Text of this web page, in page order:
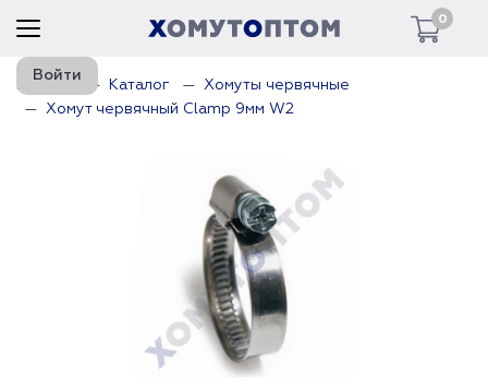
0
Войти
Главная Каталог
Хомуты червячные
Хомут червячный Clamp 9мм W2